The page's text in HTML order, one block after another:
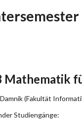
Mathematik
(Fakultät
Studiengänge: